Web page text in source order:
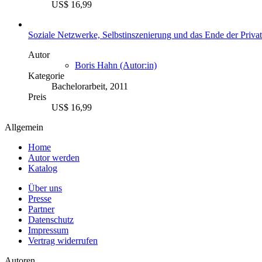
US$ 16,99
Soziale Netzwerke, Selbstinszenierung und das Ende der
Autor
Boris Hahn (Autor:in)
Kategorie
Bachelorarbeit, 2011
Preis
US$ 16,99
Allgemein
Home
Autor werden
Katalog
Über uns
Presse
Partner
Datenschutz
Impressum
Vertrag widerrufen